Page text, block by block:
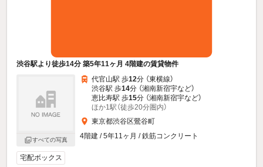
渋谷駅より徒歩14分 築5年11ヶ月 4階建の賃貸物件
すべての写真
代官山駅 歩12分 （東横線）
渋谷駅 歩14分 （湘南新宿宇など）
恵比寿駅 歩15分 （湘南新宿宇など）
ほか1駅（徒歩20分圏内）
東京都渋谷区鶯谷町
4階建 / 5年11ヶ月 / 鉄筋コンクリート
宅配ボックス